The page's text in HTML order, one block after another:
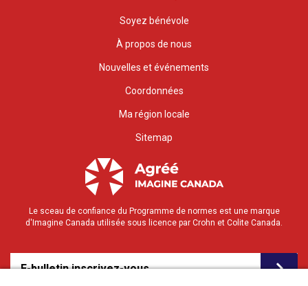
Soyez bénévole
À propos de nous
Nouvelles et événements
Coordonnées
Ma région locale
Sitemap
Le sceau de confiance du Programme de normes est une marque
d'Imagine Canada utilisée sous licence par Crohn et Colite Canada.
E-bulletin inscrivez-vous